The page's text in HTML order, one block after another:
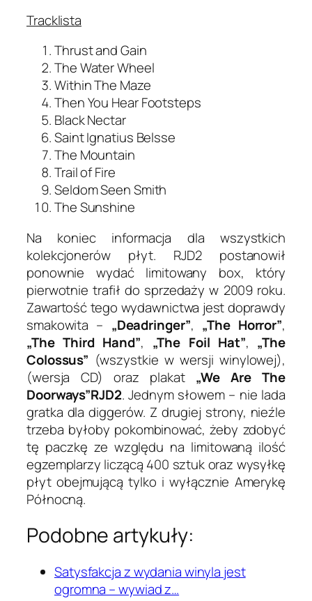
Tracklista
Thrust and Gain
The Water Wheel
Within The Maze
Then You Hear Footsteps
Black Nectar
Saint Ignatius Belsse
The Mountain
Trail of Fire
Seldom Seen Smith
The Sunshine
Na koniec informacja dla wszystkich
kolekcjonerów płyt. RJD2 postanowił
ponownie wydać limitowany box, który
pierwotnie trafił do sprzedaży w 2009 roku.
Zawartość tego wydawnictwa jest doprawdy
smakowita – „Deadringer”, „The Horror”,
„The Third Hand”, „The Foil Hat”, „The
Colossus” (wszystkie w wersji winylowej),
(wersja CD) oraz plakat „We Are The
Doorways”RJD2. Jednym słowem – nie lada
gratka dla diggerów. Z drugiej strony, nieźle
trzeba byłoby pokombinować, żeby zdobyć
tę paczkę ze względu na limitowaną ilość
egzemplarzy liczącą 400 sztuk oraz wysyłkę
płyt obejmującą tylko i wyłącznie Amerykę
Północną.
Podobne artykuły:
Satysfakcja z wydania winyla jest
ogromna – wywiad z…